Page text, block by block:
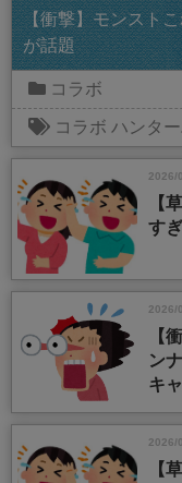
【衝撃】モンスト
が話題
コラボ
コラボ ハンタ
2026/
【
す
2026/
【
ン
キ
2026/
【